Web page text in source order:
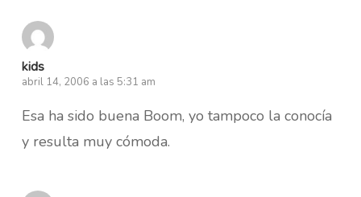
kids
abril 14, 2006 a las 5:31 am
Esa ha sido buena Boom, yo tampoco la conocía
y resulta muy cómoda.